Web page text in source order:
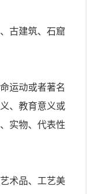
古建筑、石窟
运动或者著名
、教育意义或
实物、代表性
术品、工艺美